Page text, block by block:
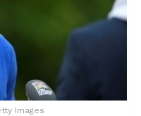
Images